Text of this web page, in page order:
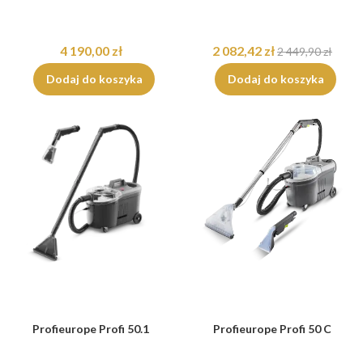
4 190,00 zł
Dodaj do koszyka
2 082,42 zł2 449,90 zł
Dodaj do koszyka
Profieurope Profi 50.1 Profieurope Profi 50 C